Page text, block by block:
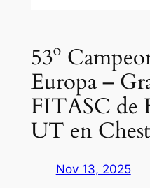
53º
Europa –
FITASC de
UT en
Nov 13, 2025